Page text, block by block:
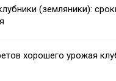
(земляники):
хорошего урожая